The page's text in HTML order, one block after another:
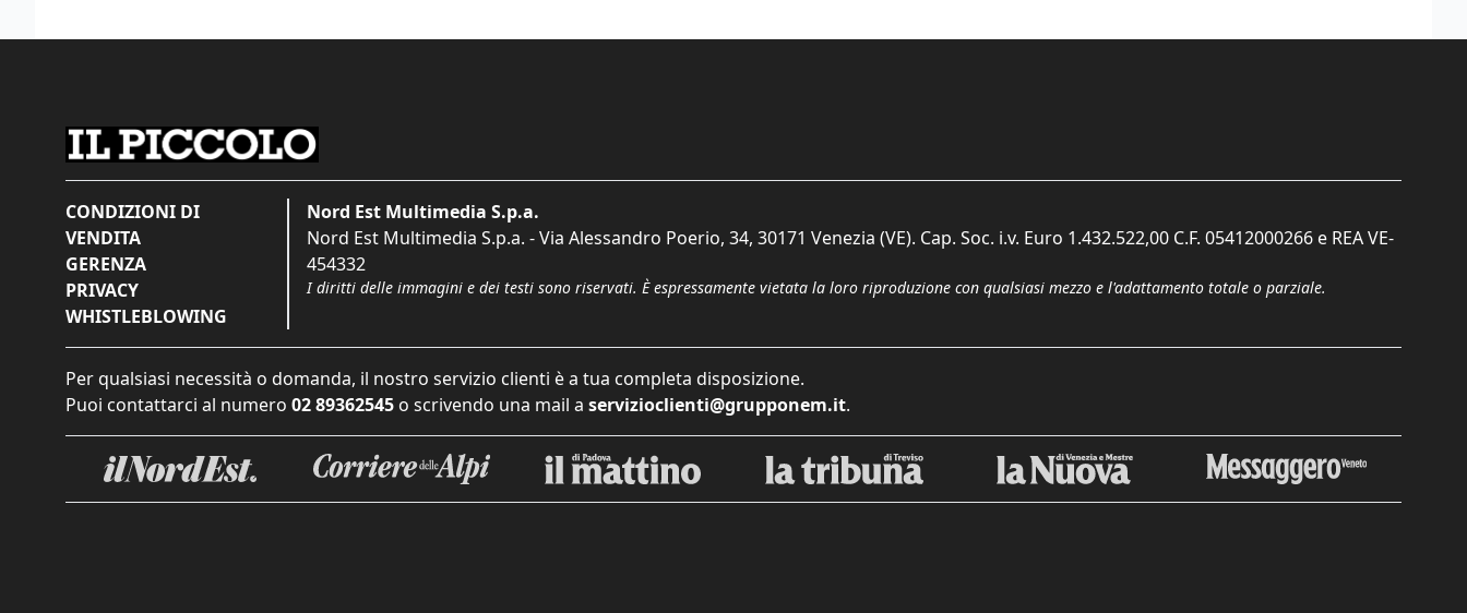
CONDIZIONI DI
VENDITA
GERENZA
PRIVACY
WHISTLEBLOWING
Nord Est Multimedia S.p.a.
Nord Est Multimedia S.p.a. - Via Alessandro Poerio, 34, 30171 Venezia (VE). Cap. Soc. i.v. Euro 1.432.522,00 C.F. 05412000266 e REA VE-
454332
I diritti delle immagini e dei testi sono riservati. È espressamente vietata la loro riproduzione con qualsiasi mezzo e l'adattamento totale o parziale.
Per qualsiasi necessità o domanda, il nostro servizio clienti è a tua completa disposizione.
Puoi contattarci al numero 02 89362545 o scrivendo una mail a servizioclienti@grupponem.it.